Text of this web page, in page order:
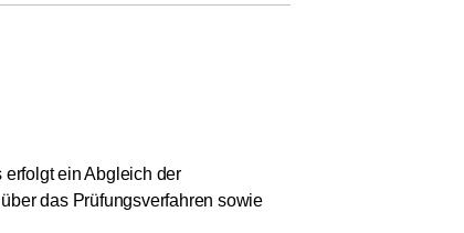
erfolgt ein Abgleich der
das Prüfungsverfahren sowie